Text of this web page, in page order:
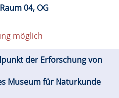
04, OG
möglich
der Erforschung von
Museum für Naturkunde